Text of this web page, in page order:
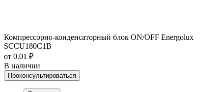
Компрессорно-конденсаторный блок ON/OFF Energolux
SCCU180C1B
от 0.01 ₽
В наличии
Проконсультироваться